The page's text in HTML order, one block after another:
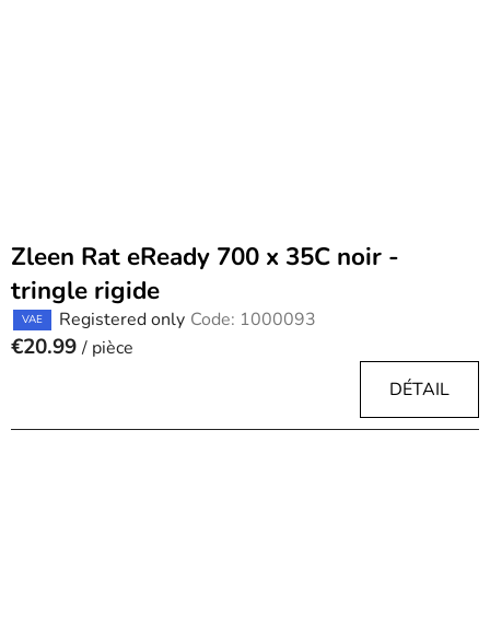
s
Zleen Rat eReady 700 x 35C noir -
tringle rigide
VAE Registered only Code: 1000093
€20.99 / pièce
DÉTAIL